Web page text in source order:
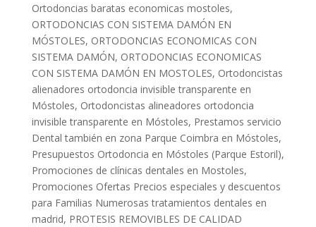
Ortodoncias baratas economicas mostoles,
ORTODONCIAS CON SISTEMA DAMÓN EN
MÓSTOLES, ORTODONCIAS ECONOMICAS CON
SISTEMA DAMÓN, ORTODONCIAS ECONOMICAS
CON SISTEMA DAMÓN EN MOSTOLES, Ortodoncistas
alienadores ortodoncia invisible transparente en
Móstoles, Ortodoncistas alineadores ortodoncia
invisible transparente en Móstoles, Prestamos servicio
Dental también en zona Parque Coimbra en Móstoles,
Presupuestos Ortodoncia en Móstoles (Parque Estoril),
Promociones de clínicas dentales en Mostoles,
Promociones Ofertas Precios especiales y descuentos
para Familias Numerosas tratamientos dentales en
madrid, PROTESIS REMOVIBLES DE CALIDAD